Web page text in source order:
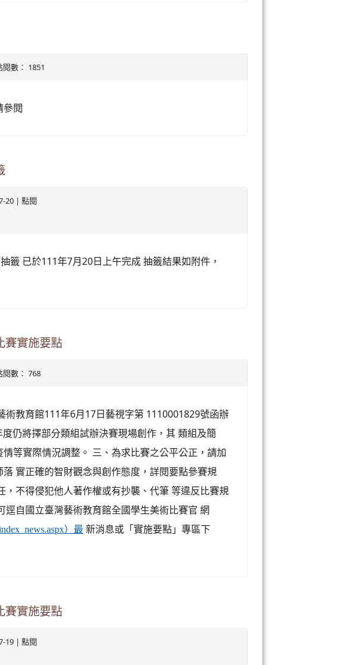
數： 1851
參閱
20 | 點閱
籤 已於111年7月20日上午完成 抽籤結果如附件，
賽實施要點
閱數： 768
術教育館111年6月17日藝視字第 1110001829號函辦
仍將擇部分類組試辦決賽現場創作，其 類組及簡
等實際情況調整。 三、為求比賽之公平公正，請加
實正確的智財觀念與創作態度，詳閱要點參賽規
，不得侵犯他人著作權或有抄襲、代筆 等違反比賽規
逕自國立臺灣藝術教育館全國學生美術比賽官 網
）最 新消息或「實施要點」專區下
賽實施要點
19 | 點閱